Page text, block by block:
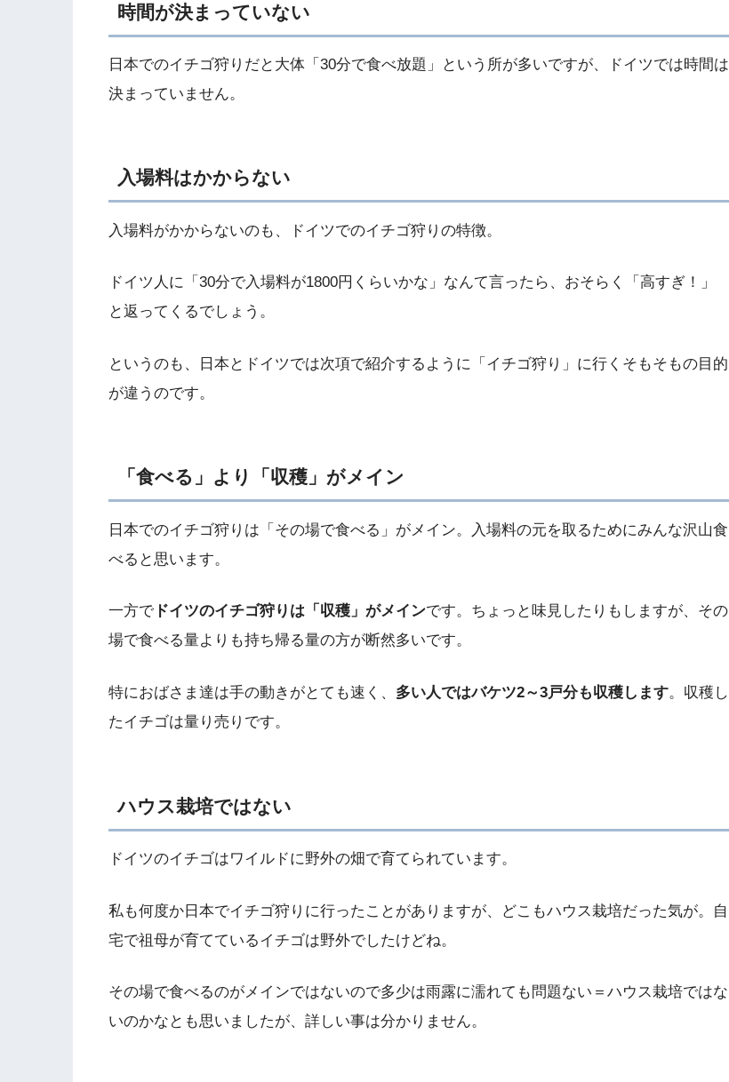
時間が決まっていない
日本でのイチゴ狩りだと大体「30分で食べ放題」という所が多いですが、ドイツでは時間は
決まっていません。
入場料はかからない
入場料がかからないのも、ドイツでのイチゴ狩りの特徴。
ドイツ人に「30分で入場料が1800円くらいかな」なんて言ったら、おそらく「高すぎ！」
と返ってくるでしょう。
というのも、日本とドイツでは次項で紹介するように「イチゴ狩り」に行くそもそもの目的
が違うのです。
「食べる」より「収穫」がメイン
日本でのイチゴ狩りは「その場で食べる」がメイン。入場料の元を取るためにみんな沢山食
べると思います。
一方で ドイツのイチゴ狩りは「収穫」がメインです。ちょっと味見したりもしますが、その
場で食べる量よりも持ち帰る量の方が断然多いです。
特におばさま達は手の動きがとても速く、 多い人ではバケツ2～3戸分も収穫します。収穫し
たイチゴは量り売りです。
ハウス栽培ではない
ドイツのイチゴはワイルドに野外の畑で育てられています。
私も何度か日本でイチゴ狩りに行ったことがありますが、どこもハウス栽培だった気が。自
宅で祖母が育てているイチゴは野外でしたけどね。
その場で食べるのがメインではないので多少は雨露に濡れても問題ない＝ハウス栽培ではな
いのかなとも思いましたが、詳しい事は分かりません。